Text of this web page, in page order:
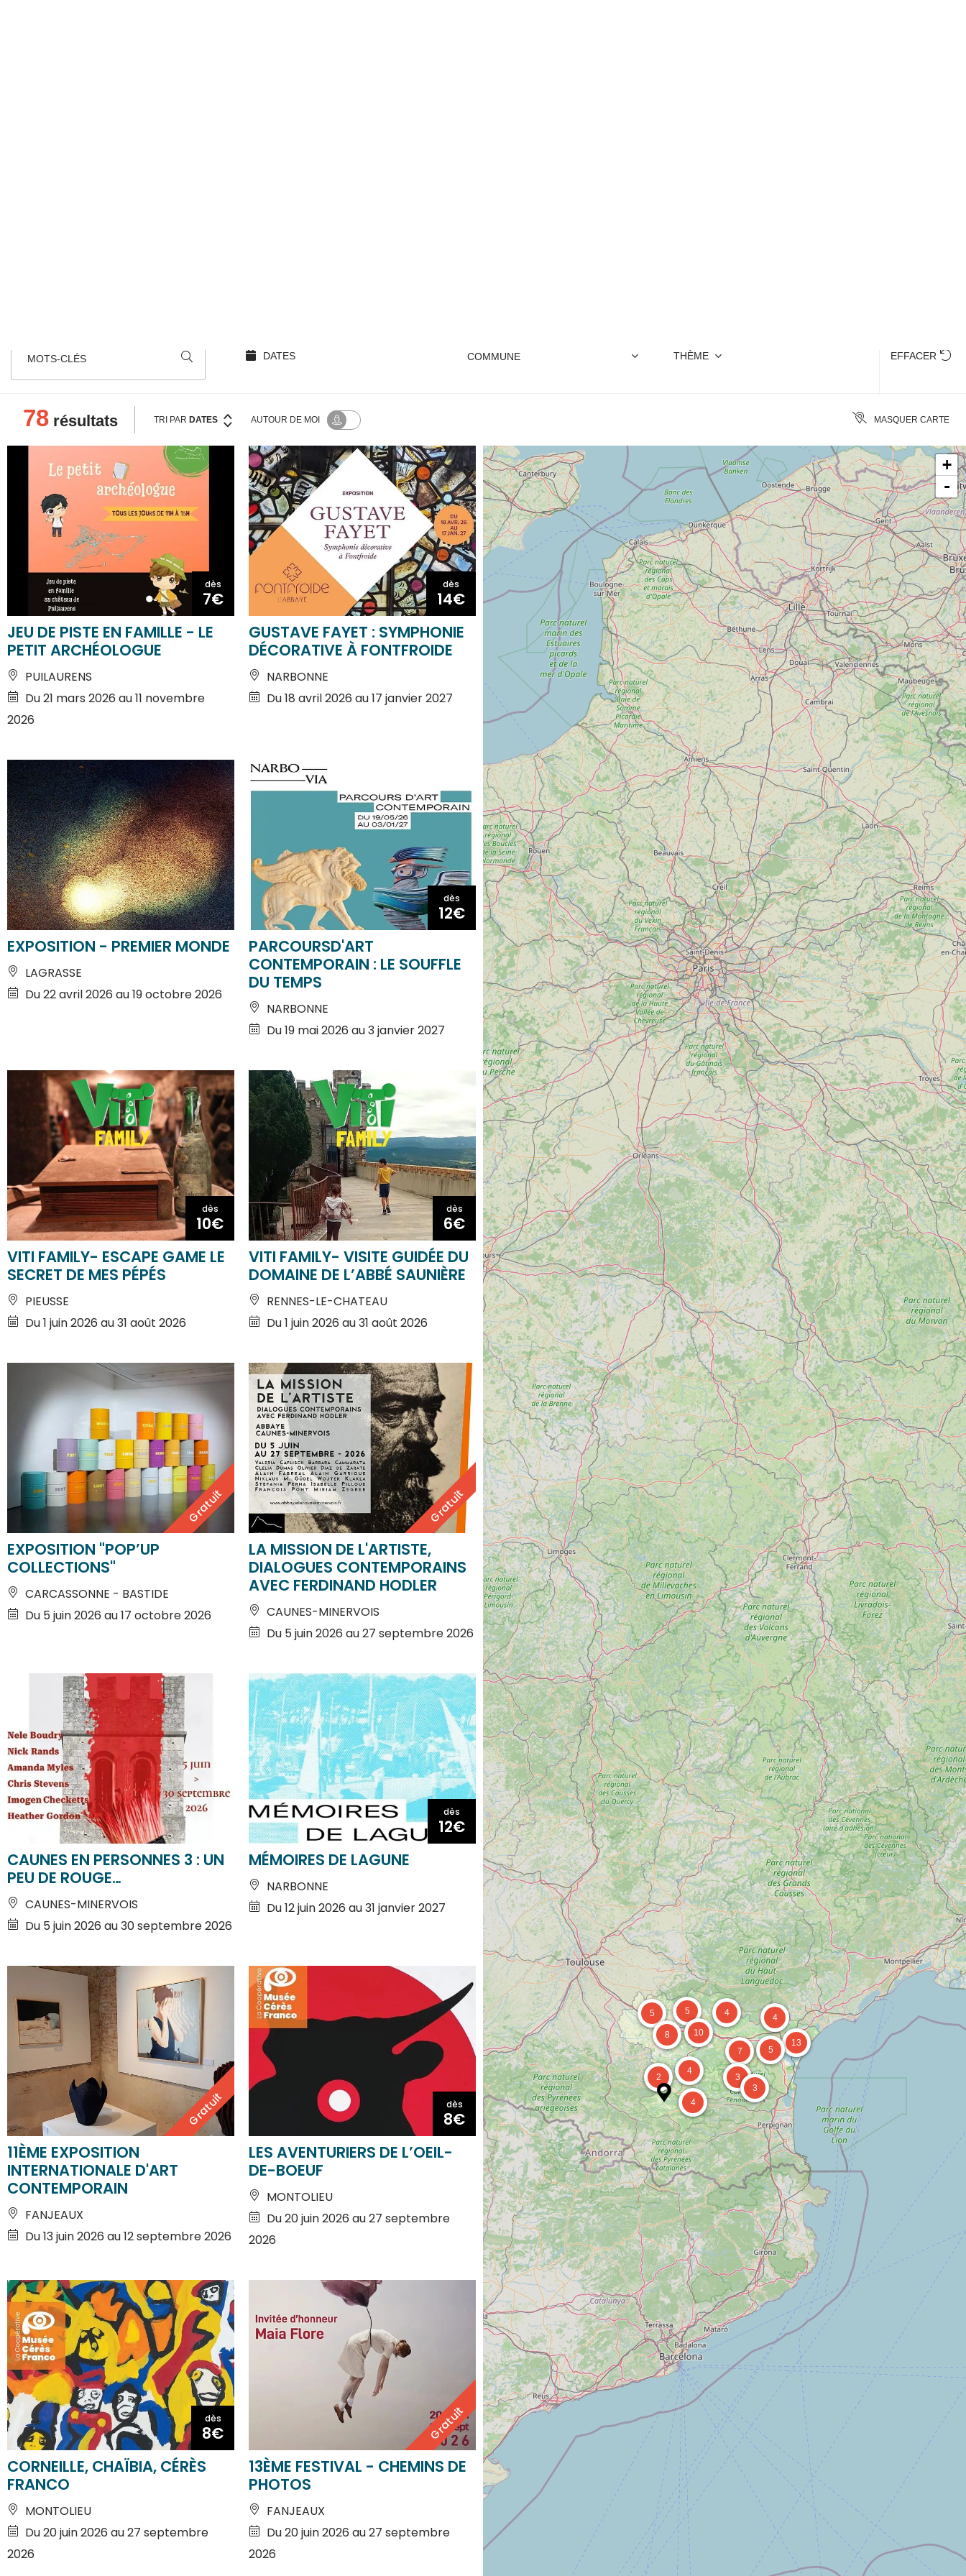
7€
JEU DE PISTE EN FAMILLE - LE
PETIT ARCHÉOLOGUE
PUILAURENS
Du 21 mars 2026 au 11 novembre
2026
dès
14€
GUSTAVE FAYET : SYMPHONIE
DÉCORATIVE À FONTFROIDE
NARBONNE
Du 18 avril 2026 au 17 janvier 2027
EXPOSITION - PREMIER MONDE
LAGRASSE
Du 22 avril 2026 au 19 octobre 2026
dès
12€
PARCOURSD'ART
CONTEMPORAIN : LE SOUFFLE
DU TEMPS
NARBONNE
Du 19 mai 2026 au 3 janvier 2027
dès
10€
VITI FAMILY- ESCAPE GAME LE
SECRET DE MES PÉPÉS
PIEUSSE
Du 1 juin 2026 au 31 août 2026
dès
6€
VITI FAMILY- VISITE GUIDÉE DU
DOMAINE DE L’ABBÉ SAUNIÈRE
RENNES-LE-CHATEAU
Du 1 juin 2026 au 31 août 2026
Gratuit
EXPOSITION "POP’UP
COLLECTIONS"
CARCASSONNE - BASTIDE
Du 5 juin 2026 au 17 octobre 2026
Gratuit
LA MISSION DE L'ARTISTE,
DIALOGUES CONTEMPORAINS
AVEC FERDINAND HODLER
CAUNES-MINERVOIS
Du 5 juin 2026 au 27 septembre 2026
CAUNES EN PERSONNES 3 : UN
PEU DE ROUGE…
CAUNES-MINERVOIS
Du 5 juin 2026 au 30 septembre 2026
dès
12€
MÉMOIRES DE LAGUNE
NARBONNE
Du 12 juin 2026 au 31 janvier 2027
Gratuit
11ÈME EXPOSITION
INTERNATIONALE D'ART
CONTEMPORAIN
FANJEAUX
Du 13 juin 2026 au 12 septembre 2026
8€
LES AVENTURIERS DE L’OEIL-
DE-BOEUF
MONTOLIEU
Du 20 juin 2026 au 27 septembre
2026
dès
8€
CORNEILLE, CHAÏBIA, CÉRÈS
FRANCO
MONTOLIEU
Du 20 juin 2026 au 27 septembre
2026
Gratuit
13ÈME FESTIVAL - CHEMINS DE
PHOTOS
FANJEAUX
Du 20 juin 2026 au 27 septembre
2026
2
4
4
5
10
4
8
3
7 5
4
13
5
3
+
-